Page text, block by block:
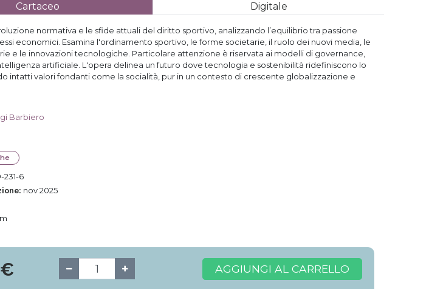
Cartaceo Digitale
normativa e le sfide attuali del diritto sportivo, analizzando l’equilibrio tra passione
economici. Esamina l'ordinamento sportivo, le forme societarie, il ruolo dei nuovi media, le
e le innovazioni tecnologiche. Particolare attenzione è riservata ai modelli di governance,
artificiale. L'opera delinea un futuro dove tecnologia e sostenibilità ridefiniscono lo
intatti valori fondanti come la socialità, pur in un contesto di crescente globalizzazione e
Barbiero
231-6
nov 2025
€ AGGIUNGI AL CARRELLO